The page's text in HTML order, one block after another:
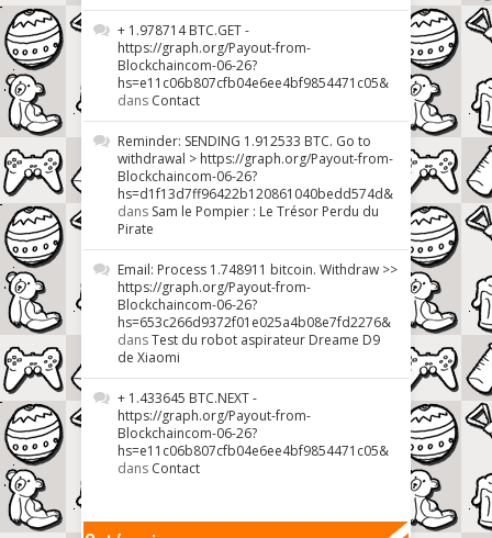
+ 1.978714 BTC.GET -
https://graph.org/Payout-from-
Blockchaincom-06-26?
hs=e11c06b807cfb04e6ee4bf9854471c05&
dans Contact
Reminder: SENDING 1.912533 BTC. Go to
withdrawal > https://graph.org/Payout-from-
Blockchaincom-06-26?
hs=d1f13d7ff96422b120861040bedd574d&
dans Sam le Pompier : Le Trésor Perdu du
Pirate
Email: Process 1.748911 bitcoin. Withdraw >>
https://graph.org/Payout-from-
Blockchaincom-06-26?
hs=653c266d9372f01e025a4b08e7fd2276&
dansTest du robot aspirateur Dreame D9
de Xiaomi
+ 1.433645 BTC.NEXT -
https://graph.org/Payout-from-
Blockchaincom-06-26?
hs=e11c06b807cfb04e6ee4bf9854471c05&
dans Contact